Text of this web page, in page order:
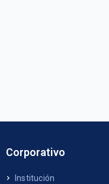
Corporativo
Institución